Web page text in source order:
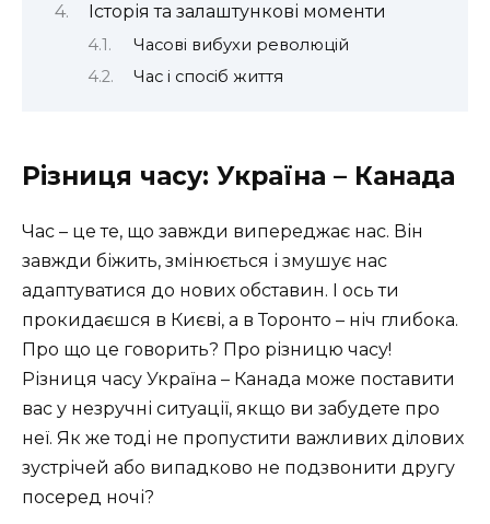
Історія та залаштункові моменти
Часові вибухи революцій
Час і спосіб життя
Різниця часу: Україна – Канада
Час – це те, що завжди випереджає нас. Він
завжди біжить, змінюється і змушує нас
адаптуватися до нових обставин. І ось ти
прокидаєшся в Києві, а в Торонто – ніч глибока.
Про що це говорить? Про різницю часу!
Різниця часу Україна – Канада може поставити
вас у незручні ситуації, якщо ви забудете про
неї. Як же тоді не пропустити важливих ділових
зустрічей або випадково не подзвонити другу
посеред ночі?